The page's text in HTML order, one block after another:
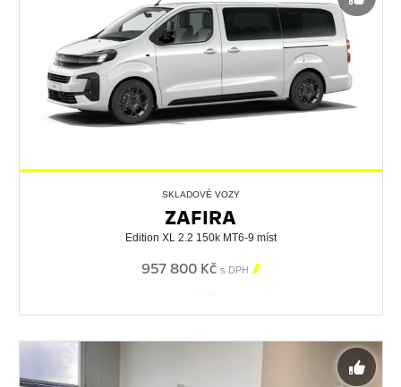
SKLADOVÉ VOZY
ZAFIRA
Edition XL 2.2 150k MT6-9 míst
957 800 Kč s DPH 